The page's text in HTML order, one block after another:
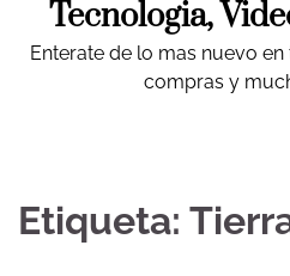
Tecnologia,
Enterate de lo mas nuevo
compras y
Etiqueta: